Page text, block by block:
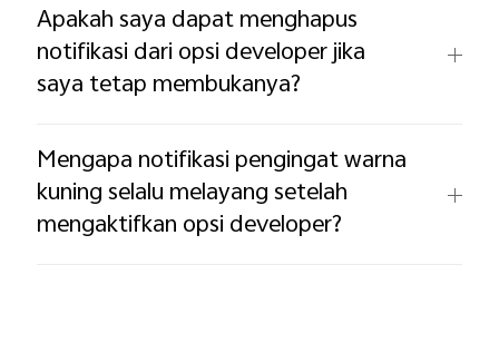
Apakah saya dapat menghapus
notifikasi dari opsi developer jika
saya tetap membukanya?
Mengapa notifikasi pengingat warna
kuning selalu melayang setelah
mengaktifkan opsi developer?